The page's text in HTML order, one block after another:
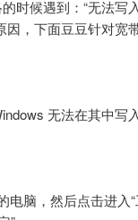
时候遇到：“无法写
，下面豆豆针对宽
无法在其中写
电脑，然后点击进